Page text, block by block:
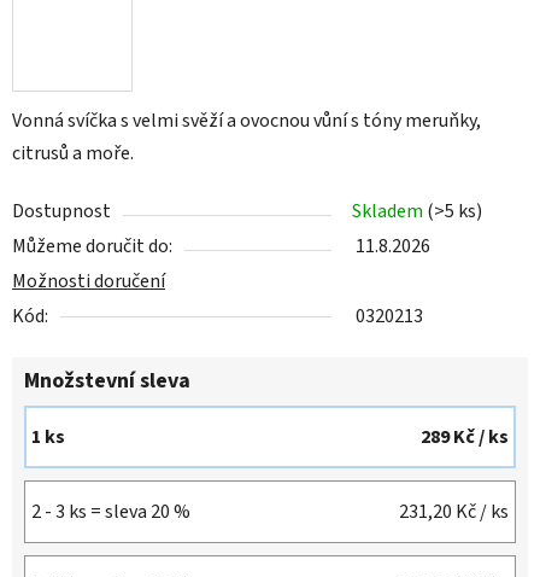
Vonná svíčka s velmi svěží a ovocnou vůní s tóny meruňky,
citrusů a moře.
Dostupnost Skladem (>5 ks)
Můžeme doručit do:
11.8.2026
Možnosti doručení
Kód:
0320213
Množstevní sleva
1 ks 289 Kč/ ks
2 - 3 ks = sleva 20 % 231,20 Kč/ ks